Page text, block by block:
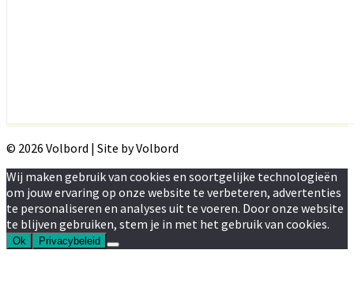
© 2026 Volbord | Site by Volbord
Wij maken gebruik van cookies en soortgelijke technologieën
om jouw ervaring op onze website te verbeteren, advertenties
te personaliseren en analyses uit te voeren. Door onze website
te blijven gebruiken, stem je in met het gebruik van cookies.
Ok Privacybeleid